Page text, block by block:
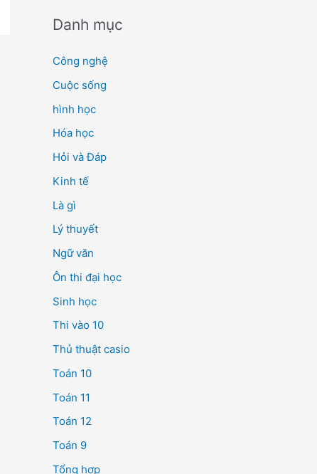
Danh mục
Công nghệ
Cuộc sống
hình học
Hóa học
Hỏi và Đáp
Kinh tế
Là gì
Lý thuyết
Ngữ văn
Ôn thi đại học
Sinh học
Thi vào 10
Thủ thuật casio
Toán 10
Toán 11
Toán 12
Toán 9
Tổng hợp